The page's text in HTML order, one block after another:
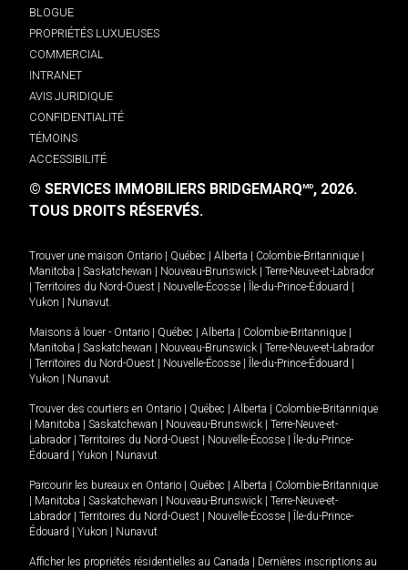
BLOGUE
PROPRIÉTÉS LUXUEUSES
COMMERCIAL
INTRANET
AVIS JURIDIQUE
CONFIDENTIALITÉ
TÉMOINS
ACCESSIBILITÉ
© SERVICES IMMOBILIERS BRIDGEMARQMD, 2026.
TOUS DROITS RÉSERVÉS.
Trouver une maison Ontario Québec Alberta Colombie-Britannique
Manitoba
Saskatchewan Nouveau-Brunswick
Terre-Neuve-et-Labrador
Territoires du Nord-Ouest Nouvelle-Écosse Île-du-Prince-Édouard
Yukon
Nunavut.
Maisons à louer - Ontario Québec Alberta Colombie-Britannique
Manitoba
Saskatchewan Nouveau-Brunswick
Terre-Neuve-et-Labrador
Territoires du Nord-Ouest Nouvelle-Écosse Île-du-Prince-Édouard
Yukon
Nunavut.
Trouver des courtiers en Ontario Québec Alberta
Colombie-Britannique
Manitoba Saskatchewan Nouveau-Brunswick
Terre-Neuve-et-
Labrador
Territoires du Nord-Ouest Nouvelle-Écosse
Île-du-Prince-
Édouard
Yukon Nunavut
Parcourir les bureaux en Ontario Québec Alberta
Colombie-Britannique
Manitoba Saskatchewan Nouveau-Brunswick
Terre-Neuve-et-
Labrador
Territoires du Nord-Ouest Nouvelle-Écosse
Île-du-Prince-
Édouard
Yukon Nunavut
Afficher les propriétés résidentielles au Canada
Dernières inscriptions au